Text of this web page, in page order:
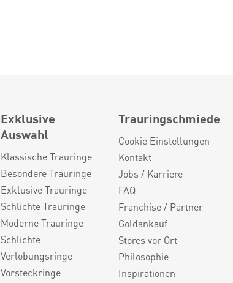
Exklusive
Auswahl
Klassische Trauringe
Besondere Trauringe
Exklusive Trauringe
Schlichte Trauringe
Moderne Trauringe
Schlichte
Verlobungsringe
Vorsteckringe
Trauringschmiede
Cookie Einstellungen
Kontakt
Jobs / Karriere
FAQ
Franchise / Partner
Goldankauf
Stores vor Ort
Philosophie
Inspirationen